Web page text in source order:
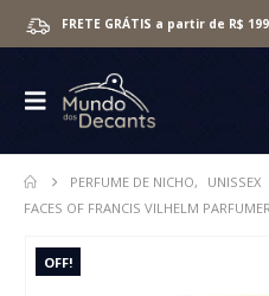
FRETE GRÁTIS a partir de R$
PERFUME DE NICHO,
UNISSEX
FACES OF FRANCIS VILHELM
OFF!